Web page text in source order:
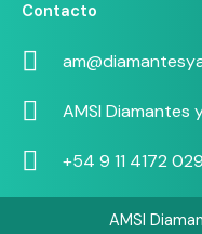
Contacto
AMSI Diamantes
+54 9 11 4172
AMSI